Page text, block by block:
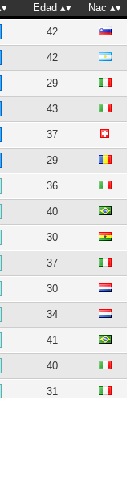
Edad
Nac
42
42
29
43
37
29
36
40
30
37
30
34
41
40
31